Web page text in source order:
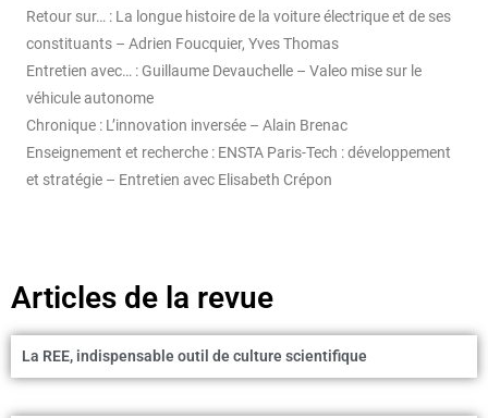
Retour sur… : La longue histoire de la voiture électrique et de ses
constituants – Adrien Foucquier, Yves Thomas
Entretien avec… : Guillaume Devauchelle – Valeo mise sur le
véhicule autonome
Chronique : L’innovation inversée – Alain Brenac
Enseignement et recherche : ENSTA Paris-Tech : développement
et stratégie – Entretien avec Elisabeth Crépon
Articles de la revue
La REE, indispensable outil de culture scientifique